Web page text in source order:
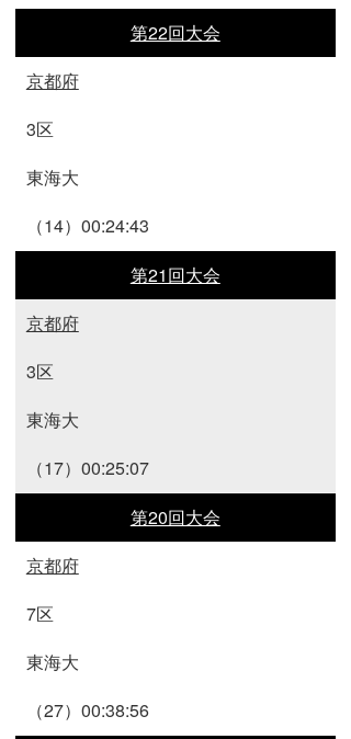
第22回大会
京都府
3区
東海大
（14）00:24:43
第21回大会
京都府
3区
東海大
（17）00:25:07
第20回大会
京都府
7区
東海大
（27）00:38:56